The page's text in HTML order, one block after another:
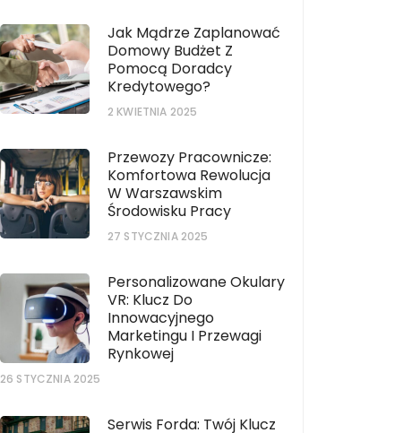
Jak Mądrze Zaplanować
Domowy Budżet Z
Pomocą Doradcy
Kredytowego?
2 KWIETNIA 2025
Przewozy Pracownicze:
Komfortowa Rewolucja
W Warszawskim
Środowisku Pracy
27 STYCZNIA 2025
Personalizowane Okulary
VR: Klucz Do
Innowacyjnego
Marketingu I Przewagi
Rynkowej
26 STYCZNIA 2025
Serwis Forda: Twój Klucz